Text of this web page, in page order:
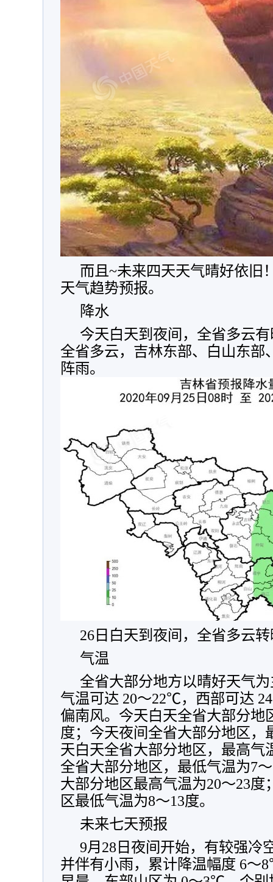
而且~未来四天天气晴好依旧
天气趋势预报。
降水
今天白天到夜间，全省多云
全省多云，吉林东部、白山东部
阵雨。
26日白天到夜间，全省多云
气温
全省大部分地方以晴好天气
气温可达 20～22℃，西部可达
偏南风。今天白天全省大部分地
度；今天夜间全省大部分地区，
天白天全省大部分地区，最高气
全省大部分地区，最低气温为7
大部分地区最高气温为20～23度
区最低气温为8～13度。
未来七天预报
9月28日夜间开始，有较强冷
并伴有小雨，累计降温幅度 6～